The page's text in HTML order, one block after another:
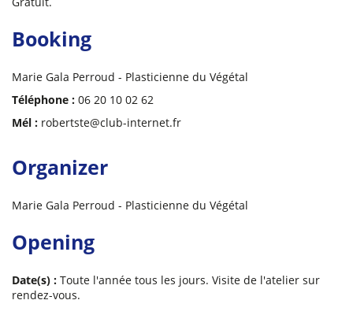
Booking
Marie Gala Perroud - Plasticienne du Végétal
Téléphone : 06 20 10 02 62
Mél : robertste@club-internet.fr
Organizer
Marie Gala Perroud - Plasticienne du Végétal
Opening
Date(s) : Toute l'année tous les jours. Visite de l'atelier sur
rendez-vous.